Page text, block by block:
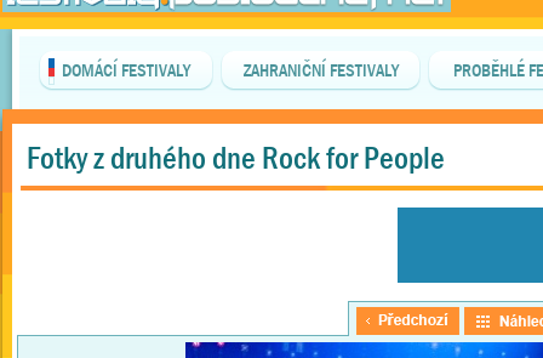
DOMÁCÍ FESTIVALY ZAHRANIČNÍ FESTIVALY PROBĚHLÉ
Fotky z druhého dne Rock for People